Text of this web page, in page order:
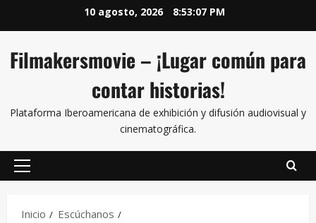
10 agosto, 2026 8:53:07 PM
Filmakersmovie – ¡Lugar común para
contar historias!
Plataforma Iberoamericana de exhibición y difusión audiovisual y
cinematográfica.
Inicio
Escúchanos